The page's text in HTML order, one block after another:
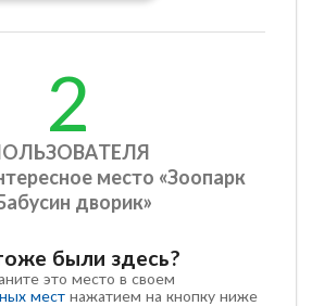
2
место «Зоопарк
дворик»
были здесь?
это место в своем
местнажатием на кнопку ниже